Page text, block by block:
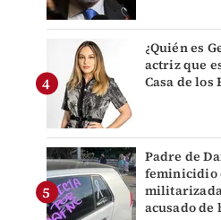
¿Quién es
actriz que
Casa de los
Padre de
feminicidio
acusado